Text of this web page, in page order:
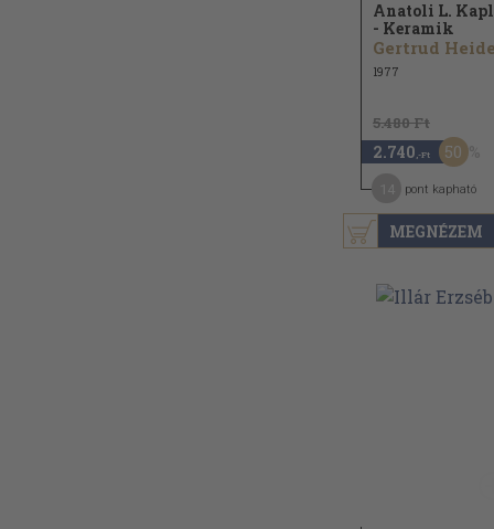
MEGNÉZEM
Anatoli L.
- Keramik
Gertrud
1977
5.480 Ft
2.740 ,-Ft 50
pont kapható